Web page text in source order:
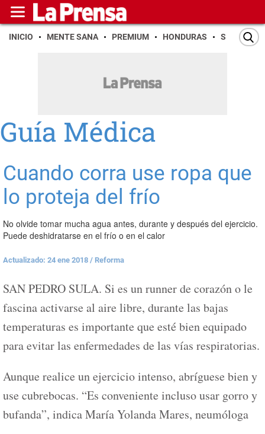
INICIO MENTE SANA PREMIUM HONDURAS SAN PEDRO
Guía Médica
Cuando corra use ropa que
lo proteja del frío
No olvide tomar mucha agua antes, durante y después del ejercicio.
Puede deshidratarse en el frío o en el calor
Actualizado: 24 ene 2018 / Reforma
SAN PEDRO SULA. Si es un runner de corazón o le
fascina activarse al aire libre, durante las bajas
temperaturas es importante que esté bien equipado
para evitar las enfermedades de las vías respiratorias.
Aunque realice un ejercicio intenso, abríguese bien y
use cubrebocas. “Es conveniente incluso usar gorro y
bufanda”, indica María Yolanda Mares, neumóloga